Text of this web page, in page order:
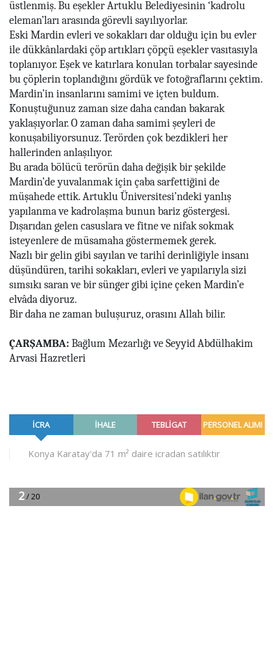
üstlenmiş. Bu eşekler Artuklu Belediyesinin ‘kadrolu
eleman’ları arasında görevli sayılıyorlar.
Eski Mardin evleri ve sokakları dar olduğu için bu evler
ile dükkânlardaki çöp artıkları çöpçü eşekler vasıtasıyla
toplanıyor. Eşek ve katırlara konulan torbalar sayesinde
bu çöplerin toplandığını gördük ve fotoğraflarını çektim.
Mardin’in insanlarını samimi ve içten buldum.
Konuştuğunuz zaman size daha candan bakarak
yaklaşıyorlar. O zaman daha samimi şeyleri de
konuşabiliyorsunuz. Terörden çok bezdikleri her
hallerinden anlaşılıyor.
Bu arada bölücü terörün daha değişik bir şekilde
Mardin’de yuvalanmak için çaba sarfettiğini de
müşahede ettik. Artuklu Üniversitesi’ndeki yanlış
yapılanma ve kadrolaşma bunun bariz göstergesi.
Dışarıdan gelen casuslara ve fitne ve nifak sokmak
isteyenlere de müsamaha göstermemek gerek.
Nazlı bir gelin gibi sayılan ve tarihî derinliğiyle insanı
düşündüren, tarihi sokakları, evleri ve yapılarıyla sizi
sımsıkı saran ve bir sünger gibi içine çeken Mardin’e
elvâda diyoruz.
Bir daha ne zaman buluşuruz, orasını Allah bilir.
ÇARŞAMBA: Bağlum Mezarlığı ve Seyyid Abdülhakim
Arvasi Hazretleri